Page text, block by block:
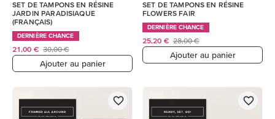
SET DE TAMPONS EN RÉSINE
JARDIN PARADISIAQUE
(FRANÇAIS)
DERNIÈRE CHANCE
21,00 € 30,00 €
Ajouter au panier
SET DE TAMPONS EN RÉSINE
FLOWERS FAIR
DERNIÈRE CHANCE
25,20 € 28,00 €
Ajouter au panier